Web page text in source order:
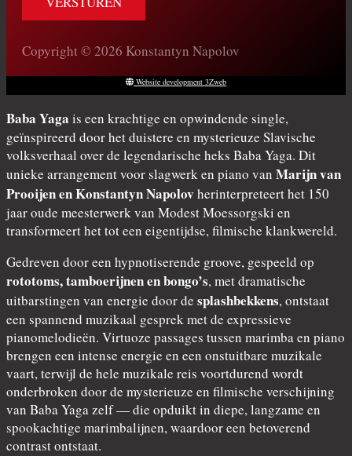
Copyright © 2026 Konstantyn Napolov
Website development 3Zweb
Baba Yaga is een krachtige en opwindende single,
geïnspireerd door het duistere en mysterieuze Slavische
volksverhaal over de legendarische heks Baba Yaga. Dit
unieke arrangement voor slagwerk en piano van Marijn van
Prooijen en Konstantyn Napolov herinterpreteert het 150
jaar oude meesterwerk van Modest Moessorgski en
transformeert het tot een eigentijdse, filmische klankwereld.
Gedreven door een hypnotiserende groove, gespeeld op
rototoms, tamboerijnen en bongo’s, met dramatische
uitbarstingen van energie door de splashbekkens, ontstaat
een spannend muzikaal gesprek met de expressieve
pianomelodieën. Virtuoze passages tussen marimba en piano
brengen een intense energie en een onstuitbare muzikale
vaart, terwijl de hele muzikale reis voortdurend wordt
onderbroken door de mysterieuze en filmische verschijning
van Baba Yaga zelf — die opduikt in diepe, langzame en
spookachtige marimbalijnen, waardoor een betoverend
contrast ontstaat.